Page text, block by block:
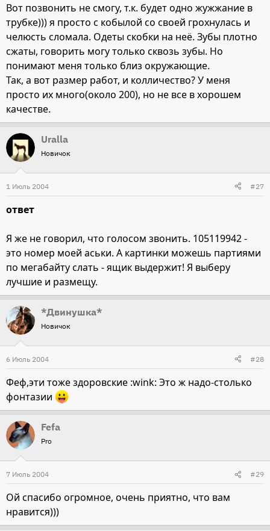
Вот позвонить не смогу, т.к. будет одно жужжание в
трубке))) я просто с кобылой со своей грохнулась и
челюсть сломала. Одеты скобки на неё. Зубы плотно
сжаты, говорить могу только сквозь зубы. Но
понимают меня только близ окружающие.
Так, а вот размер работ, и колличество? У меня
просто их много(около 200), но не все в хорошем
качестве.
Uralla
Новичок
1 Июль 2004 #27
ответ
Я же не говорил, что голосом звонить. 105119942 -
это номер моей аськи. А картинки можешь партиями
по мегабайту слать - ящик выдержит! Я выберу
лучшие и размещу.
*Двинушка*
Новичок
6 Июль 2004 #28
Феф,эти тоже здоровские :wink: Это ж надо-столько
фонтазии
Fefa
Pro
7 Июль 2004 #29
Ой спасибо огромное, очень приятно, что вам
нравится)))